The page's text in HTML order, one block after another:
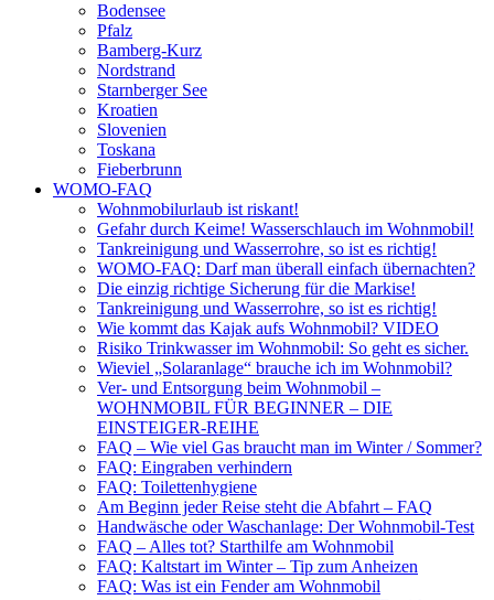
Bodensee
Pfalz
Bamberg-Kurz
Nordstrand
Starnberger See
Kroatien
Slovenien
Toskana
Fieberbrunn
WOMO-FAQ
Wohnmobilurlaub ist riskant!
Gefahr durch Keime! Wasserschlauch im Wohnmobil!
Tankreinigung und Wasserrohre, so ist es richtig!
WOMO-FAQ: Darf man überall einfach übernachten?
Die einzig richtige Sicherung für die Markise!
Tankreinigung und Wasserrohre, so ist es richtig!
Wie kommt das Kajak aufs Wohnmobil? VIDEO
Risiko Trinkwasser im Wohnmobil: So geht es sicher.
Wieviel „Solaranlage“ brauche ich im Wohnmobil?
Ver- und Entsorgung beim Wohnmobil –
WOHNMOBIL FÜR BEGINNER – DIE
EINSTEIGER-REIHE
FAQ – Wie viel Gas braucht man im Winter / Sommer?
FAQ: Eingraben verhindern
FAQ: Toilettenhygiene
Am Beginn jeder Reise steht die Abfahrt – FAQ
Handwäsche oder Waschanlage: Der Wohnmobil-Test
FAQ – Alles tot? Starthilfe am Wohnmobil
FAQ: Kaltstart im Winter – Tip zum Anheizen
FAQ: Was ist ein Fender am Wohnmobil